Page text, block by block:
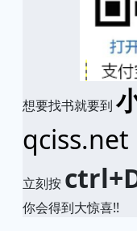
想要找书就要到
qciss.net
立刻按
你会得到大惊喜!!